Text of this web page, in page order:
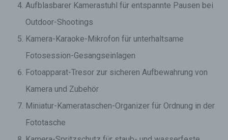
Aufblasbarer Kamerastuhl für entspannte Pausen bei
Outdoor-Shootings
Kamera-Karaoke-Mikrofon für unterhaltsame
Fotosession-Gesangseinlagen
Fotoapparat-Tresor zur sicheren Aufbewahrung von
Kamera und Zubehör
Miniatur-Kamerataschen-Organizer für Ordnung in der
Fototasche